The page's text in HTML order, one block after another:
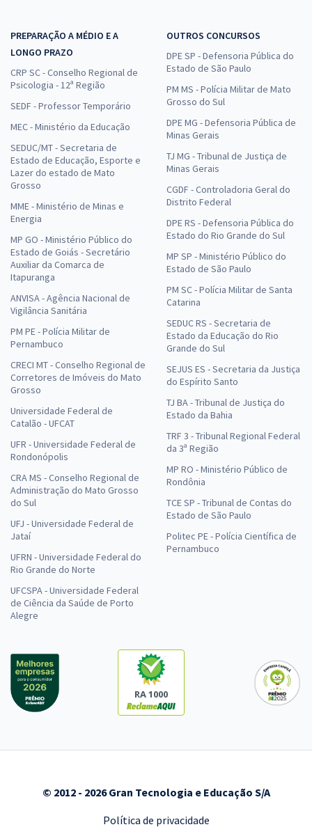
PREPARAÇÃO A MÉDIO E A
LONGO PRAZO
CRP SC - Conselho Regional de
Psicologia - 12ª Região
SEDF - Professor Temporário
MEC - Ministério da Educação
SEDUC/MT - Secretaria de
Estado de Educação, Esporte e
Lazer do estado de Mato
Grosso
MME - Ministério de Minas e
Energia
MP GO - Ministério Público do
Estado de Goiás - Secretário
Auxiliar da Comarca de
Itapuranga
ANVISA - Agência Nacional de
Vigilância Sanitária
PM PE - Polícia Militar de
Pernambuco
CRECI MT - Conselho Regional de
Corretores de Imóveis do Mato
Grosso
Universidade Federal de
Catalão - UFCAT
UFR - Universidade Federal de
Rondonópolis
CRA MS - Conselho Regional de
Administração do Mato Grosso
do Sul
UFJ - Universidade Federal de
Jataí
UFRN - Universidade Federal do
Rio Grande do Norte
UFCSPA - Universidade Federal
de Ciência da Saúde de Porto
Alegre
OUTROS CONCURSOS
DPE SP - Defensoria Pública do
Estado de São Paulo
PM MS - Polícia Militar de Mato
Grosso do Sul
DPE MG - Defensoria Pública de
Minas Gerais
TJ MG - Tribunal de Justiça de
Minas Gerais
CGDF - Controladoria Geral do
Distrito Federal
DPE RS - Defensoria Pública do
Estado do Rio Grande do Sul
MP SP - Ministério Público do
Estado de São Paulo
PM SC - Polícia Militar de Santa
Catarina
SEDUC RS - Secretaria de
Estado da Educação do Rio
Grande do Sul
SEJUS ES - Secretaria da Justiça
do Espírito Santo
TJ BA - Tribunal de Justiça do
Estado da Bahia
TRF 3 - Tribunal Regional Federal
da 3ª Região
MP RO - Ministério Público de
Rondônia
TCE SP - Tribunal de Contas do
Estado de São Paulo
Politec PE - Polícia Científica de
Pernambuco
RA 1000
© 2012 - 2026 Gran Tecnologia e Educação S/A
Política de privacidade